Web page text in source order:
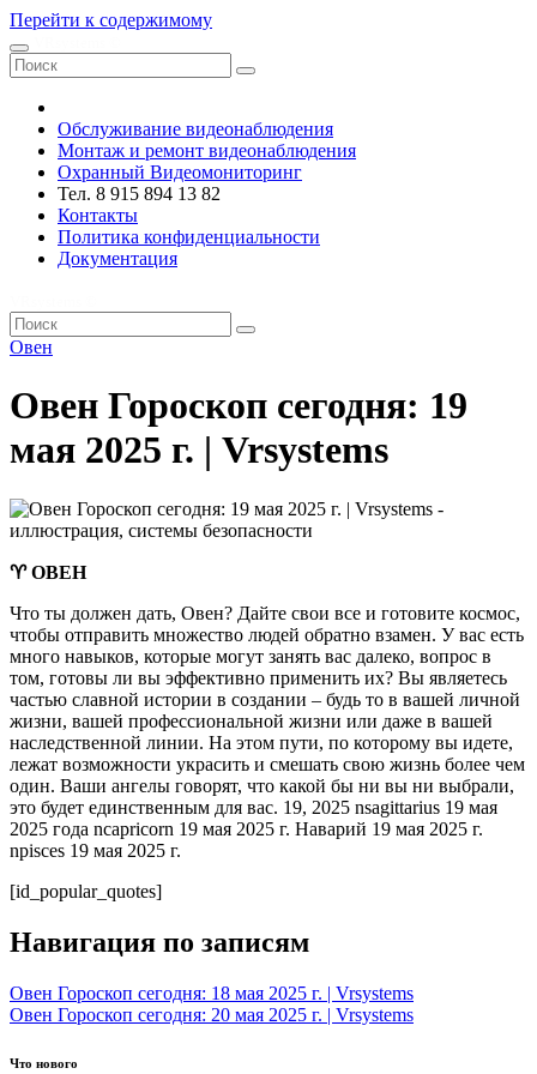
Перейти к содержимому
Обслуживание видеонаблюдения
Монтаж и ремонт видеонаблюдения
Охранный Видеомониторинг
Тел. 8 915 894 13 82
Контакты
Политика конфиденциальности
Документация
Овен
Овен Гороскоп сегодня: 19
мая 2025 г. | Vrsystems
♈ ОВЕН
Что ты должен дать, Овен? Дайте свои все и готовите космос,
чтобы отправить множество людей обратно взамен. У вас есть
много навыков, которые могут занять вас далеко, вопрос в
том, готовы ли вы эффективно применить их? Вы являетесь
частью славной истории в создании – будь то в вашей личной
жизни, вашей профессиональной жизни или даже в вашей
наследственной линии. На этом пути, по которому вы идете,
лежат возможности украсить и смешать свою жизнь более чем
один. Ваши ангелы говорят, что какой бы ни вы ни выбрали,
это будет единственным для вас. 19, 2025 nsagittarius 19 мая
2025 года ncapricorn 19 мая 2025 г. Наварий 19 мая 2025 г.
npisces 19 мая 2025 г.
[id_popular_quotes]
Навигация по записям
Овен Гороскоп сегодня: 18 мая 2025 г. | Vrsystems
Овен Гороскоп сегодня: 20 мая 2025 г. | Vrsystems
Что нового